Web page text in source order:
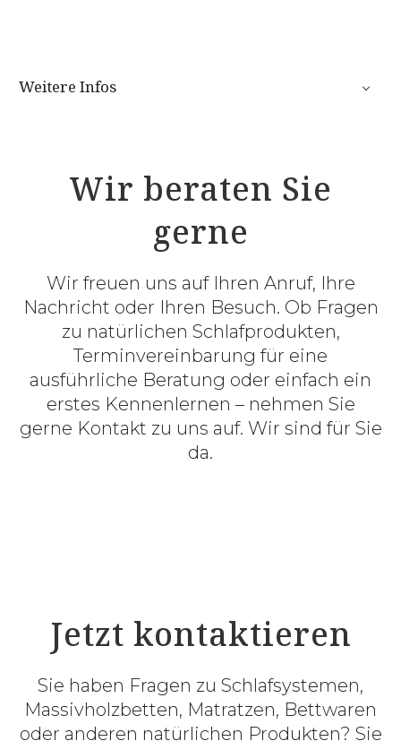
Weitere Infos
Wir beraten Sie
gerne
Wir freuen uns auf Ihren Anruf, Ihre
Nachricht oder Ihren Besuch. Ob Fragen
zu natürlichen Schlafprodukten,
Terminvereinbarung für eine
ausführliche Beratung oder einfach ein
erstes Kennenlernen – nehmen Sie
gerne Kontakt zu uns auf. Wir sind für Sie
da.
Jetzt kontaktieren
Sie haben Fragen zu Schlafsystemen,
Massivholzbetten, Matratzen, Bettwaren
oder anderen natürlichen Produkten? Sie